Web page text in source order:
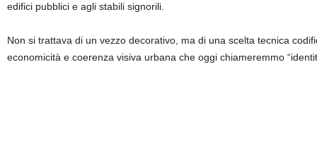
edifici pubblici e agli stabili signorili.
Non si trattava di un vezzo decorativo, ma di una scelta tecnica
economicità e coerenza visiva urbana che oggi chiameremmo